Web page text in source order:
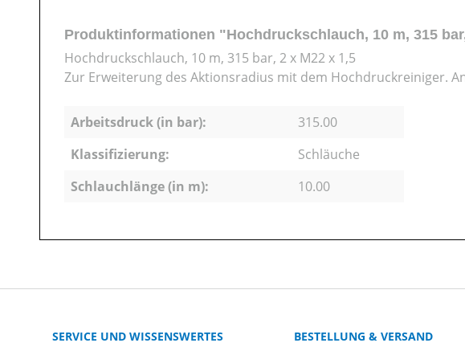
Produktinformationen "Hochdruckschlauch, 10 m, 315
Hochdruckschlauch, 10 m, 315 bar, 2 x M22 x 1,5
Zur Erweiterung des Aktionsradius mit dem Hochdruckreiniger.
Arbeitsdruck (in bar):
315.00
Klassifizierung:
Schläuche
Schlauchlänge (in m):
10.00
SERVICE UND WISSENSWERTES
BESTELLUNG & VERSAND